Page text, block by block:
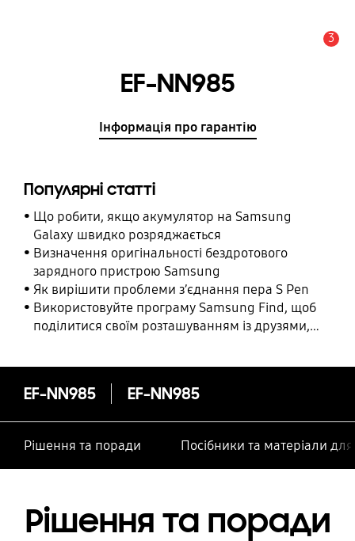
3
EF-NN985
Інформація про гарантію
Популярні статті
Що робити, якщо акумулятор на Samsung
Galaxy швидко розряджається
Визначення оригінальності бездротового
зарядного пристрою Samsung
Як вирішити проблеми з’єднання пера S Pen
Використовуйте програму Samsung Find, щоб
поділитися своїм розташуванням із друзями,
EF-NN985 EF-NN985
Рішення та поради Посібники та матеріали
Рішення та поради